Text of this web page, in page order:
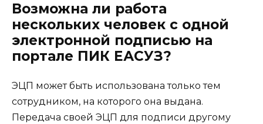
Возможна ли работа
нескольких человек с одной
электронной подписью на
портале ПИК ЕАСУЗ?
ЭЦП может быть использована только тем
сотрудником, на которого она выдана.
Передача своей ЭЦП для подписи другому